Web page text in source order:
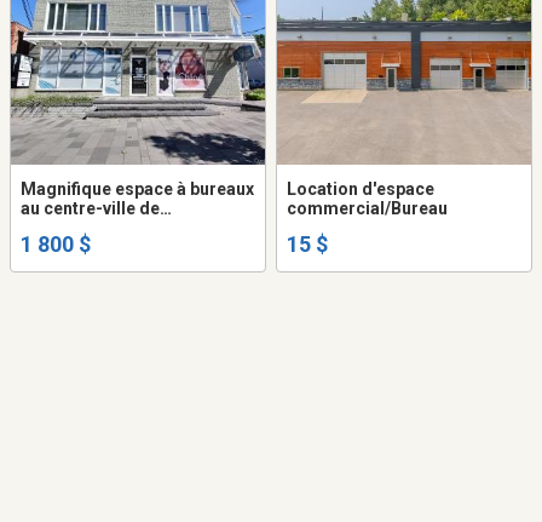
Magnifique espace à bureaux
au centre-ville de
1 800 $
Location d'espace
commercial/Bureau
15 $